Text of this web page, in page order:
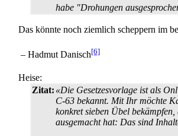
habe "Drohungen
Das könnte noch ziemlich scheppern im
– Hadmut Danisch[6]
Heise:
Zitat: «Die Gesetzesvorlage ist als
C-63 bekannt. Mit Ihr möchte
konkret sieben Übel
ausgemacht hat: Das sind